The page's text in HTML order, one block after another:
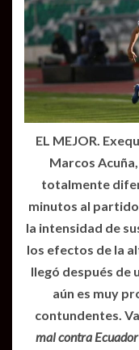
EL MEJOR.
Marcos
totalmente
minutos al
la intensidad de
los efectos de la
llegó después de
aún es muy
contundentes.
mal contra